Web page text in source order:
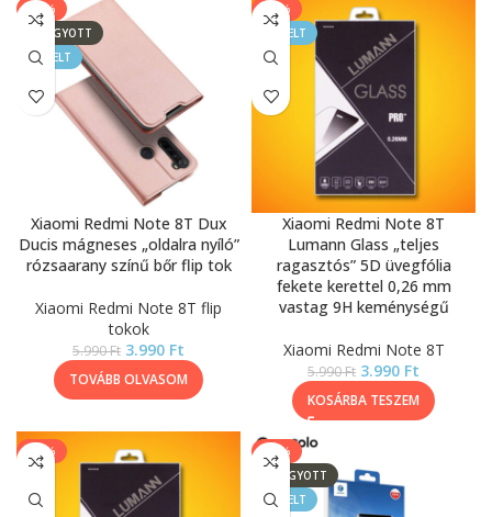
-33%
ELFOGYOTT
KIEMELT
Xiaomi Redmi Note 8T Dux
Ducis mágneses „oldalra nyíló”
rózsaarany színű bőr flip tok
Xiaomi Redmi Note 8T flip
tokok
5.990Ft 3.990 Ft
TOVÁBB OLVASOM
-33%
KIEMELT
Xiaomi Redmi Note 8T
Lumann Glass „teljes
ragasztós” 5D üvegfólia
fekete kerettel 0,26 mm
vastag 9H keménységű
Xiaomi Redmi Note 8T
5.990Ft 3.990 Ft
KOSÁRBA TESZEM
-17%
-43%
ELFOGYOTT
KIEMELT